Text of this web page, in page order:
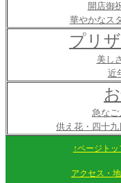
開店御
華やかなス
プリ
美し
近
急なご
供え花・四十九
↑ページトッ
アクセス・